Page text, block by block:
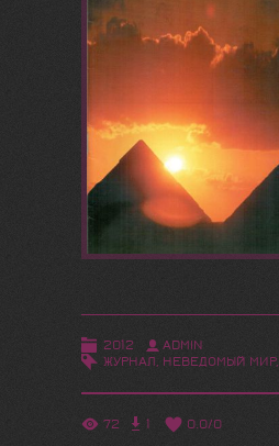
2012
ADMIN
ЖУРНАЛ, НЕВЕДОМЫЙ МИР,
72 1 0.0/0